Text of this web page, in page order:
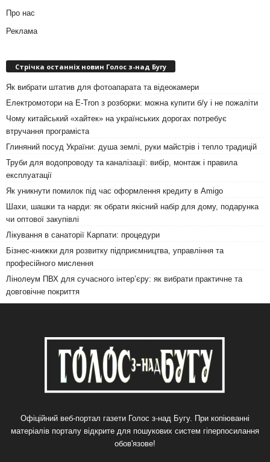
Про нас
Реклама
Стрічка останніх новин Голос з-над Бугу
Як вибрати штатив для фотоапарата та відеокамери
Електромотори на E-Tron з розборки: можна купити б/у і не пожаліти
Чому китайський «хайтек» на українських дорогах потребує
втручання програміста
Глиняний посуд України: душа землі, руки майстрів і тепло традицій
Труби для водопроводу та каналізації: вибір, монтаж і правила
експлуатації
Як уникнути помилок під час оформлення кредиту в Amigo
Шахи, шашки та нарди: як обрати якісний набір для дому, подарунка
чи оптової закупівлі
Лікування в санаторії Карпати: процедури
Бізнес-книжки для розвитку підприємництва, управління та
професійного мислення
Лінолеум ПВХ для сучасного інтер’єру: як вибрати практичне та
довговічне покриття
Офіційний веб-портал газети Голос з-над Бугу. При копіюванні
матеріалів порталу відкрите для пошукових систем гіперпосилання
обов'язове!